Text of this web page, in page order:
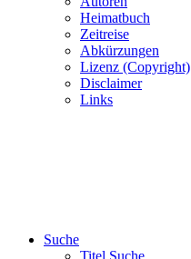
Heimatbuch
Zeitreise
Abkürzungen
Lizenz (Copyright)
Disclaimer
Links
Suche
Titel Suche